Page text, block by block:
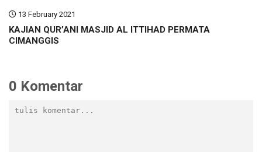
13 February 2021
KAJIAN QUR’ANI MASJID AL ITTIHAD PERMATA
CIMANGGIS
0 Komentar